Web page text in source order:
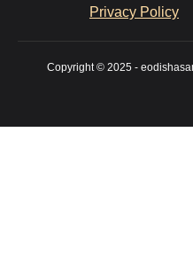
Privacy Policy
Copyright © 2025 -